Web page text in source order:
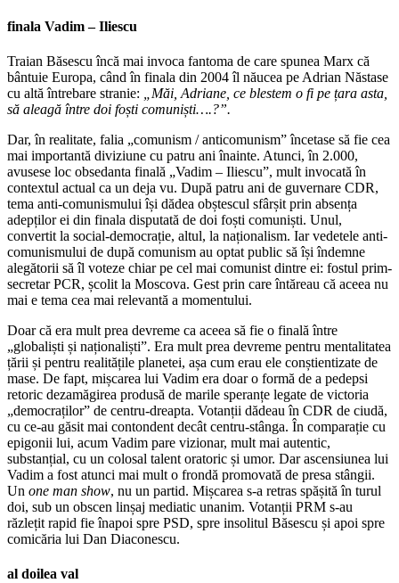
finala Vadim – Iliescu
Traian Băsescu încă mai invoca fantoma de care spunea Marx că
bântuie Europa, când în finala din 2004 îl năucea pe Adrian Năstase
cu altă întrebare stranie:
„Măi, Adriane, ce blestem o fi pe țara asta,
să aleagă între doi foști comuniști….?”.
Dar, în realitate, falia „comunism / anticomunism” încetase să fie cea
mai importantă diviziune cu patru ani înainte. Atunci, în 2.000,
avusese loc obsedanta finală „Vadim – Iliescu”, mult invocată în
contextul actual ca un deja vu. După patru ani de guvernare CDR,
tema anti-comunismului își dădea obștescul sfârșit prin absența
adepților ei din finala disputată de doi foști comuniști. Unul,
convertit la social-democrație, altul, la naționalism. Iar vedetele anti-
comunismului de după comunism au optat public să își îndemne
alegătorii să îl voteze chiar pe cel mai comunist dintre ei: fostul prim-
secretar PCR, școlit la Moscova. Gest prin care întăreau că aceea nu
mai e tema cea mai relevantă a momentului.
Doar că era mult prea devreme ca aceea să fie o finală între
„globaliști și naționaliști”. Era mult prea devreme pentru mentalitatea
țării și pentru realitățile planetei, așa cum erau ele conștientizate de
mase. De fapt, mișcarea lui Vadim era doar o formă de a pedepsi
retoric dezamăgirea produsă de marile speranțe legate de victoria
„democraților” de centru-dreapta. Votanții dădeau în CDR de ciudă,
cu ce-au găsit mai contondent decât centru-stânga. În comparație cu
epigonii lui, acum Vadim pare vizionar, mult mai autentic,
substanțial, cu un colosal talent oratoric și umor. Dar ascensiunea lui
Vadim a fost atunci mai mult o frondă promovată de presa stângii.
Un one man show, nu un partid. Mișcarea s-a retras spășită în turul
doi, sub un obscen linșaj mediatic unanim. Votanții PRM s-au
răzlețit rapid fie înapoi spre PSD, spre insolitul Băsescu și apoi spre
comicăria lui Dan Diaconescu.
al doilea val